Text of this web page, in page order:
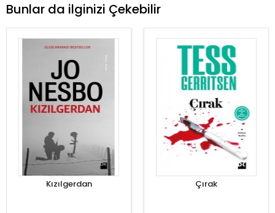
Bunlar da ilginizi Çekebilir
Kızılgerdan Çırak